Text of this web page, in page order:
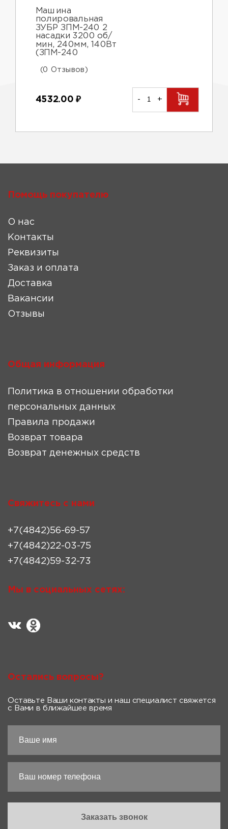
Машина
полировальная
ЗУБР ЗПМ-240 2
насадки 3200 об/
мин, 240мм, 140Вт
(ЗПМ-240
(0 Отзывов)
4532.00₽ - +
Помощь покупателю
О нас
Контакты
Реквизиты
Заказ и оплата
Доставка
Вакансии
Отзывы
Общая информация
Политика в отношении обработки
персональных данных
Правила продажи
Возврат товара
Возврат денежных средств
Свяжитесь с нами
+7(4842)56-69-57
+7(4842)22-03-75
+7(4842)59-32-73
Мы в социальных сетях:
Остались вопросы?
Оставьте Ваши контакты и наш специалист свяжется
с Вами в ближайшее время